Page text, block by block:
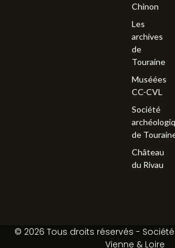
Chinon
Les
archives
de
Touraine
Muséées
CC-CVL
Société
de
Château
du Rivau
© 2026 Tous droits réservés -
Vienne & Loire